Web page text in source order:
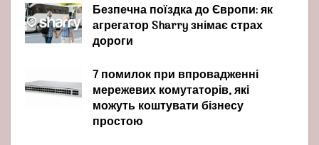
Безпечна поїздка до Європи: як
агрегатор Sharry знімає страх
дороги
7 помилок при впровадженні
мережевих комутаторів, які
можуть коштувати бізнесу
простою